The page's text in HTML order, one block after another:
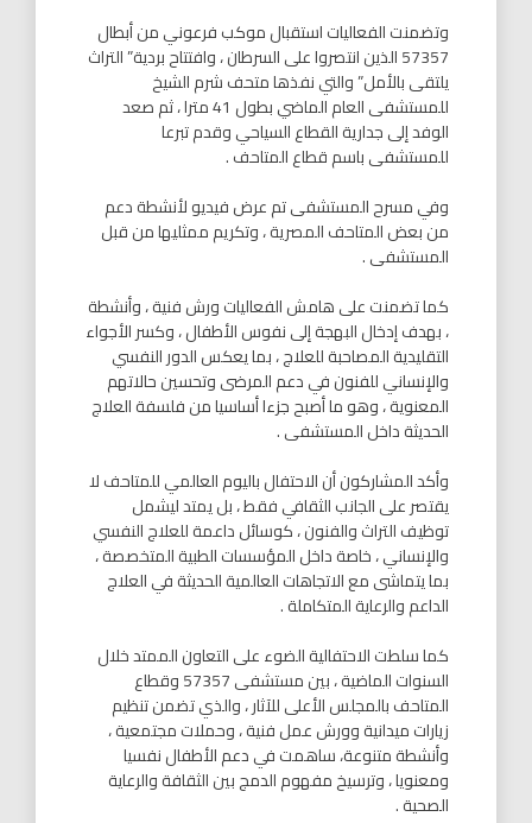
وتضمنت الفعاليات استقبال موكب فرعوني من أبطال
57357 الذين انتصروا على السرطان ، وافتتاح بردية” التراث
يلتقى بالأمل” والتي نفذها متحف شرم الشيخ
للمستشفى العام الماضي بطول 41 مترا ، ثم صعد
الوفد إلى جدارية القطاع السياحي وقدم تبرعا
للمستشفى باسم قطاع المتاحف .
وفي مسرح المستشفى تم عرض فيديو لأنشطة دعم
من بعض المتاحف المصرية ، وتكريم ممثليها من قبل
المستشفى .
كما تضمنت على هامش الفعاليات ورش فنية ، وأنشطة
، بهدف إدخال البهجة إلى نفوس الأطفال ، وكسر الأجواء
التقليدية المصاحبة للعلاج ، بما يعكس الدور النفسي
والإنساني للفنون في دعم المرضى وتحسين حالاتهم
المعنوية ، وهو ما أصبح جزءا أساسيا من فلسفة العلاج
الحديثة داخل المستشفى .
وأكد المشاركون أن الاحتفال باليوم العالمي للمتاحف لا
يقتصر على الجانب الثقافي فقط ، بل يمتد ليشمل
توظيف التراث والفنون ، كوسائل داعمة للعلاج النفسي
والإنساني ، خاصة داخل المؤسسات الطبية المتخصصة ،
بما يتماشى مع الاتجاهات العالمية الحديثة في العلاج
الداعم والرعاية المتكاملة .
كما سلطت الاحتفالية الضوء على التعاون الممتد خلال
السنوات الماضية ، بين مستشفى 57357 وقطاع
المتاحف بالمجلس الأعلى للآثار ، والذي تضمن تنظيم
زيارات ميدانية وورش عمل فنية ، وحملات مجتمعية ،
وأنشطة متنوعة، ساهمت في دعم الأطفال نفسيا
ومعنويا ، وترسيخ مفهوم الدمج بين الثقافة والرعاية
الصحية .